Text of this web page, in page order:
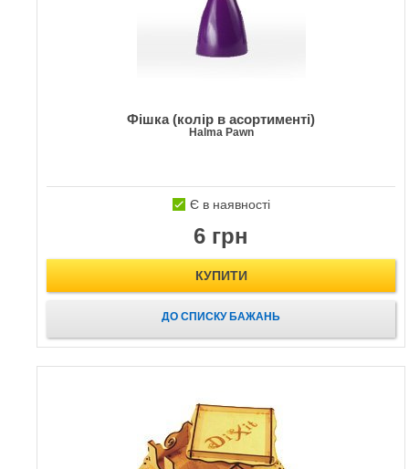
Фішка (колір в асортименті)
Halma Pawn
Є в наявності
6 грн
КУПИТИ
ДО СПИСКУ БАЖАНЬ